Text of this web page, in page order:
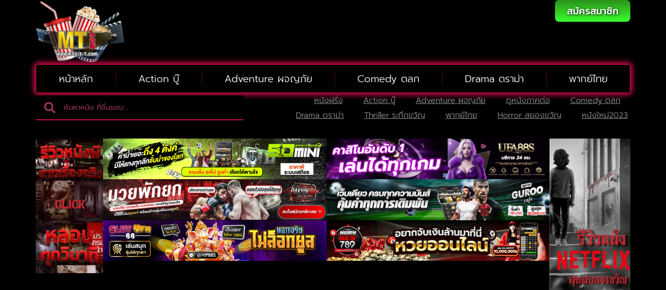
สมัครสมาชิก
หน้าหลัก Action บู๊ Adventure ผจญภัย Comedy ตลก Drama ดราม่า พากย์ไทย
หนังฝรั่ง Action บู๊ Adventure ผจญภัย ดูหนังภาคต่อ
Comedy ตลก
Drama ดราม่า
Thriller ระทึกขวัญ พากย์ไทย Horror สยองขวัญ หนังใหม่2023